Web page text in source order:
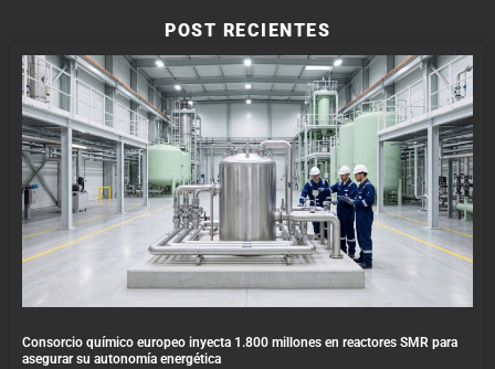
POST RECIENTES
Consorcio químico europeo inyecta 1.800 millones en reactores SMR para
asegurar su autonomía energética